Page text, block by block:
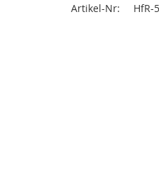
Artikel-Nr: HfR-